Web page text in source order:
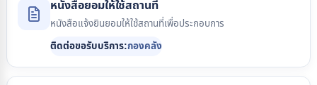
หนังสือยอมให้ใช้สถานที่
หนังสือแจ้งยินยอมให้ใช้สถานที่เพื่อประกอบการ
ติดต่อขอรับบริการ:กองคลัง